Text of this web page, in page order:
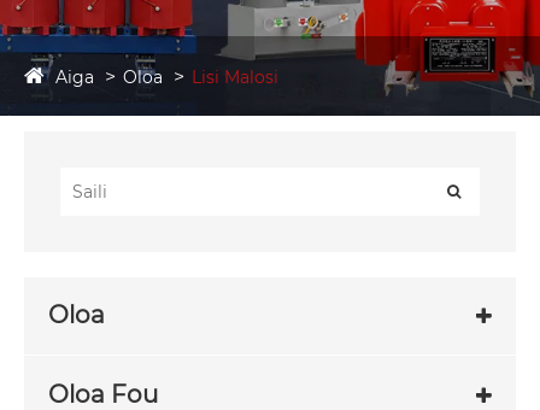
Aiga Oloa Lisi Malosi
Oloa
Oloa Fou